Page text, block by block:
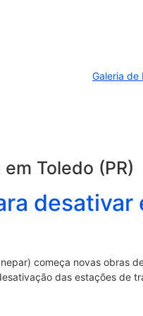
Galeria de
Toledo (PR)
desativar
começa novas obras
das estações de